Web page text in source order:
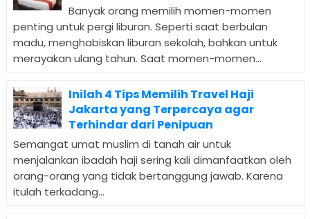
Banyak orang memilih momen-momen
penting untuk pergi liburan. Seperti saat berbulan
madu, menghabiskan liburan sekolah, bahkan untuk
merayakan ulang tahun. Saat momen-momen...
Inilah 4 Tips Memilih Travel Haji
Jakarta yang Terpercaya agar
Terhindar dari Penipuan
Semangat umat muslim di tanah air untuk
menjalankan ibadah haji sering kali dimanfaatkan oleh
orang-orang yang tidak bertanggung jawab. Karena
itulah terkadang...